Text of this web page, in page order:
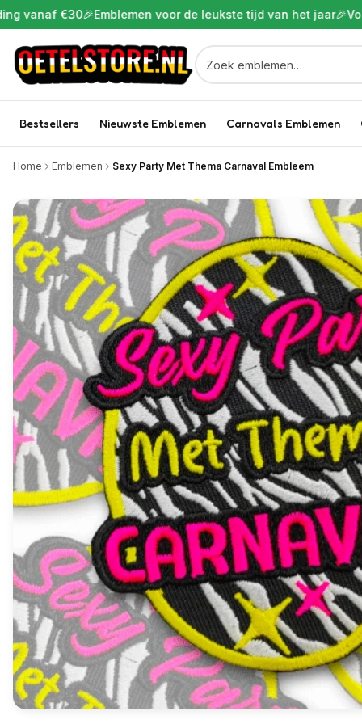
€30🎉Emblemen voor de leukste tijd van het jaar 🎉Voor
Bestsellers Nieuwste Emblemen Carnavals Emblemen
Home Emblemen Sexy Party Met Thema Carnaval Embleem